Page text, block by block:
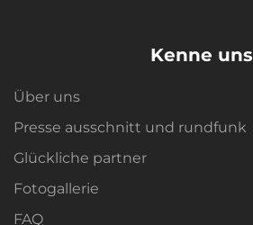
Kenne uns
Über uns
Presse ausschnitt und rundfunk
Glückliche partner
Fotogallerie
FAQ